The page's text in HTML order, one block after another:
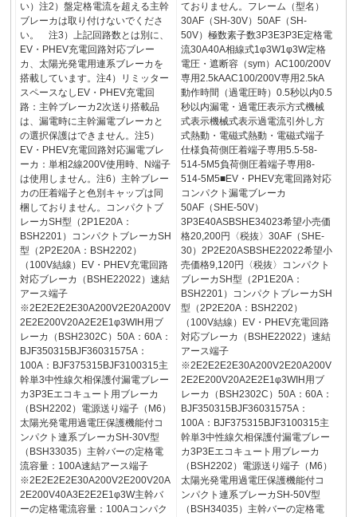
い）注2）盤定格電流を超える主幹
ブレーカは取り付けないでくださ
い。 注3）上記回路数とは別に、
EV・PHEV充電回路対応ブレー
カ、太陽光発電用連系ブレーカを
搭載しています。注4）リミッター
スペースなしEV・PHEV充電回
路：主幹ブレーカ2次送り搭載品
は、漏電時に主幹漏電ブレーカと
の選択保護はできません。注5）
EV・PHEV充電回路対応漏電ブレ
ーカ：単相2線200V使用時、N端子
は使用しません。注6）主幹ブレー
カの圧着端子と色別キャップは同
梱しておりません。コンパクトブ
レーカSH型（2P1E20A：
BSH2201）コンパクトブレーカSH
型（2P2E20A：BSH2202）
（100V結線）EV・PHEV充電回路
対応ブレーカ（BSHE22022）速結
アース端子
※2E2E2E2E30A200V2E20A200V
2E2E200V20A2E2E1φ3WIH用ブ
レーカ（BSH2302C）50A：60A：
BJF350315BJF36031575A：
100A：BJF375315BJF3100315主
幹単3中性線欠相保護付漏電ブレー
カ3P3Eエコキュート用ブレーカ
（BSH2202）電源送り端子（M6）
太陽光発電用過電圧保護機能付コ
ンパクト連系ブレーカSH-30V型
（BSH33035）主幹バーの定格電
流容量：100A速結アース端子
※2E2E2E2E30A200V2E200V20A
2E200V40A3E2E2E1φ3W主幹バ
ーの定格電流容量：100Aコンパク
ておりません。フレーム（型名）
30AF（SH-30V）50AF（SH-
50V）極数素子数3P3E3P3E定格電
流30A40A相線式1φ3W1φ3W定格
電圧・遮断容（sym）AC100/200V
専用2.5kAAC100/200V専用2.5kA
動作時間（過電圧時）0.5秒以内0.5
秒以内漏電・過電圧表示方式機械
式表示機械式表示過電流引外し方
式熱動・電磁式熱動・電磁式端子
仕様負荷側圧着端子専用5.5-58-
514-5M5負荷側圧着端子専用8-
514-5M5■EV・PHEV充電回路対応
コンパクト漏電ブレーカ
50AF（SHE-50V）
3P3E40ASBSHE34023希望小売価
格20,200円〈税抜〉30AF（SHE-
30）2P2E20ASBSHE22022希望小
売価格9,120円〈税抜〉コンパクト
ブレーカSH型（2P1E20A：
BSH2201）コンパクトブレーカSH
型（2P2E20A：BSH2202）
（100V結線）EV・PHEV充電回路
対応ブレーカ（BSHE22022）速結
アース端子
※2E2E2E2E30A200V2E20A200V
2E2E200V20A2E2E1φ3WIH用ブ
レーカ（BSH2302C）50A：60A：
BJF350315BJF36031575A：
100A：BJF375315BJF3100315主
幹単3中性線欠相保護付漏電ブレー
カ3P3Eエコキュート用ブレーカ
（BSH2202）電源送り端子（M6）
太陽光発電用過電圧保護機能付コ
ンパクト連系ブレーカSH-50V型
（BSH34035）主幹バーの定格電